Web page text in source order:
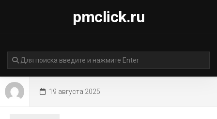
pmclick.ru
19 августа 2025